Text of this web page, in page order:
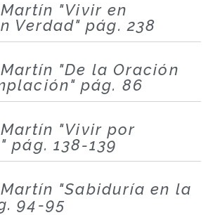
"Vivir en
Verdad" pág. 238
"De la Oración
pág. 86
"Vivir por
pág. 138-139
"Sabiduría en la
94-95